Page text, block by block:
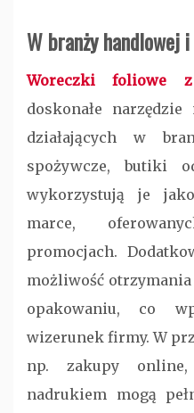
W branży handlowej
Woreczki foliowe
doskonałe
działających w
spożywcze, butiki
wykorzystują je
marce,
promocjach.
możliwość
opakowaniu, co
wizerunek firmy. W
np. zakupy
nadrukiem mogą